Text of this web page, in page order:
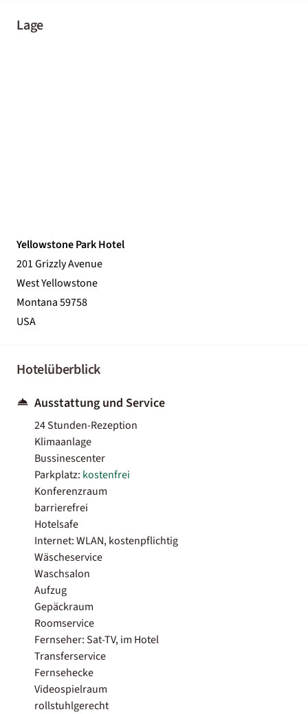
Lage
Yellowstone Park Hotel
201 Grizzly Avenue
West Yellowstone
Montana 59758
USA
Hotelüberblick
Ausstattung und Service
24 Stunden-Rezeption
Klimaanlage
Bussinescenter
Parkplatz: kostenfrei
Konferenzraum
barrierefrei
Hotelsafe
Internet: WLAN, kostenpflichtig
Wäscheservice
Waschsalon
Aufzug
Gepäckraum
Roomservice
Fernseher: Sat-TV, im Hotel
Transferservice
Fernsehecke
Videospielraum
rollstuhlgerecht